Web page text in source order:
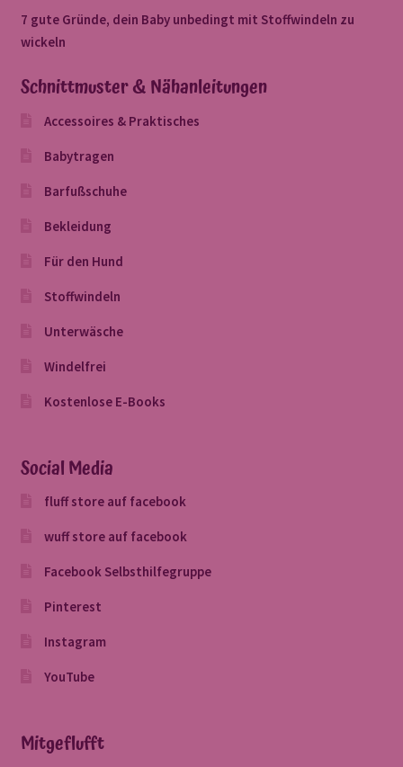
7 gute Gründe, dein Baby unbedingt mit Stoffwindeln zu
wickeln
Schnittmuster & Nähanleitungen
Accessoires & Praktisches
Babytragen
Barfußschuhe
Bekleidung
Für den Hund
Stoffwindeln
Unterwäsche
Windelfrei
Kostenlose E-Books
Social Media
fluff store auf facebook
wuff store auf facebook
Facebook Selbsthilfegruppe
Pinterest
Instagram
YouTube
Mitgeflufft